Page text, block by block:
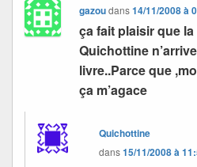
gazoudans14/11/2008 à
ça fait plaisir que
Quichottine
livre..Parce que
ça m’agace
Quichottine
dans15/11/2008 à